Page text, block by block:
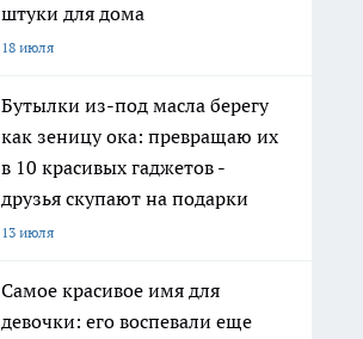
штуки для дома
18 июля
Бутылки из-под масла берегу
как зеницу ока: превращаю их
в 10 красивых гаджетов -
друзья скупают на подарки
13 июля
Самое красивое имя для
девочки: его воспевали еще